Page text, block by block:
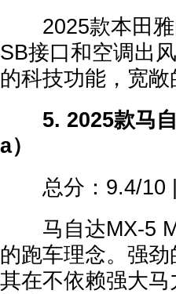
2025款本田雅
SB接口和空调出
的科技功能，宽
5. 2025款马
a）
总分：9.4/10 |
马自达MX-5
的跑车理念。强
其在不依赖强大